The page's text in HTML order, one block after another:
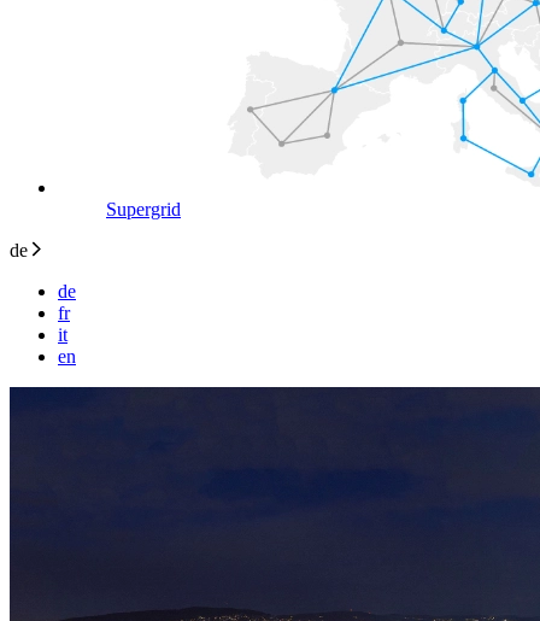
Supergrid
de
de
fr
it
en